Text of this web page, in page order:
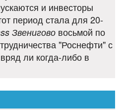
и инвесторы
период стала для 20-
Звенигово восьмой по
"Роснефти" с
ли когда-либо в